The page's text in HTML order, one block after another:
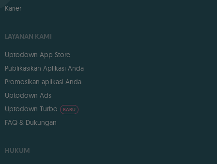
Karier
LAYANAN KAMI
Uptodown App Store
Publikasikan Aplikasi Anda
Promosikan aplikasi Anda
Uptodown Ads
Uptodown Turbo
BARU
FAQ & Dukungan
HUKUM